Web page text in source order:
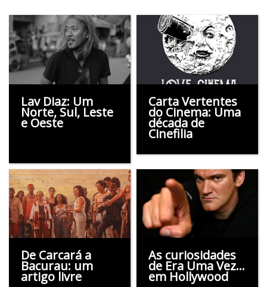
Lav Diaz: Um
Norte, Sul, Leste
e Oeste
Carta Vertentes
do Cinema: Uma
década de
Cinefilia
De Carcará a
Bacurau: um
artigo livre
As curiosidades
de Era Uma Vez…
em Hollywood